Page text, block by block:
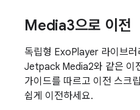
Media3으로 이전
독립형 ExoPlayer 라이브
Jetpack Media2와 같은 이
가이드를 따르고 이전 스크
쉽게 이전하세요.